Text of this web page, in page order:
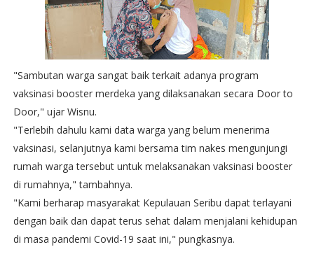
"Sambutan warga sangat baik terkait adanya program
vaksinasi booster merdeka yang dilaksanakan secara Door to
Door," ujar Wisnu.
"Terlebih dahulu kami data warga yang belum menerima
vaksinasi, selanjutnya kami bersama tim nakes mengunjungi
rumah warga tersebut untuk melaksanakan vaksinasi booster
di rumahnya," tambahnya.
"Kami berharap masyarakat Kepulauan Seribu dapat terlayani
dengan baik dan dapat terus sehat dalam menjalani kehidupan
di masa pandemi Covid-19 saat ini," pungkasnya.